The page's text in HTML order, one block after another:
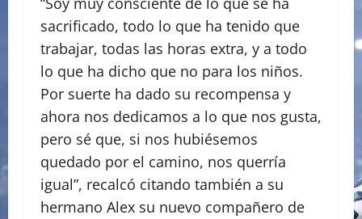
sacrificado, todo lo que ha tenido que
trabajar, todas las horas extra, y a todo
lo que ha dicho que no para los niños.
Por suerte ha dado su recompensa y
ahora nos dedicamos a lo que nos gusta,
pero sé que, si nos hubiésemos
quedado por el camino, nos querría
igual”, recalcó citando también a su
hermano Alex su nuevo compañero de